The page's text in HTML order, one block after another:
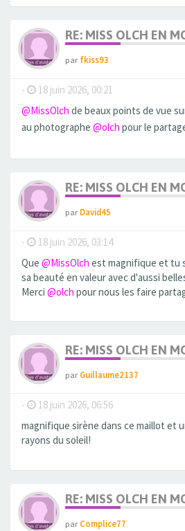
RE: MISS OLCH EN
parfkiss93
- 18 juin 2026, 00:21
@MissOlch de beaux points de vue
au photographe @olch pour le
RE: MISS OLCH EN
parDavid45
- 18 juin 2026, 03:14
Que @MissOlch est magnifique et tu
sa beauté en valeur avec d'aussi
Merci @olch pour nous les faire
RE: MISS OLCH EN
parGuillaume2137
- 18 juin 2026, 06:56
magnifique sirène dans ce maillot et
rayons du soleil!
RE: MISS OLCH EN
parComplice77